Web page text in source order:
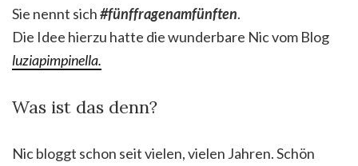
Sie nennt sich#fünffragenamfünften.
Die Idee hierzu hatte die wunderbare Nic vom Blog
luziapimpinella.
Was ist das denn?
Nic bloggt schon seit vielen, vielen Jahren. Schön